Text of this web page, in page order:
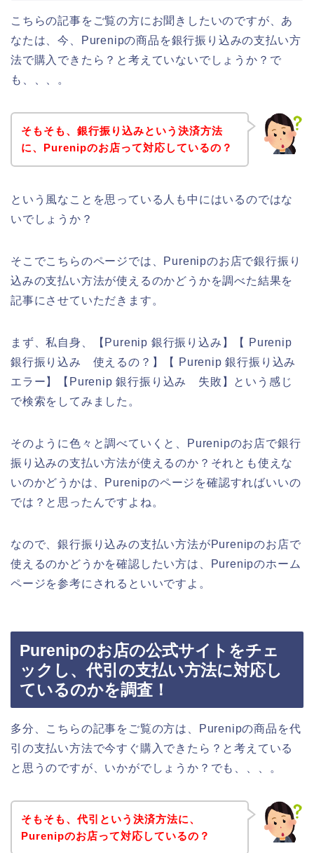
こちらの記事をご覧の方にお聞きしたいのですが、あ
なたは、今、Purenipの商品を銀行振り込みの支払い方
法で購入できたら？と考えていないでしょうか？で
も、、、。
そもそも、銀行振り込みという決済方法
に、Purenipのお店って対応しているの？
という風なことを思っている人も中にはいるのではな
いでしょうか？
そこでこちらのページでは、Purenipのお店で銀行振り
込みの支払い方法が使えるのかどうかを調べた結果を
記事にさせていただきます。
まず、私自身、【Purenip 銀行振り込み】【 Purenip
銀行振り込み 使えるの？】【 Purenip 銀行振り込み
エラー】【Purenip 銀行振り込み 失敗】という感じ
で検索をしてみました。
そのように色々と調べていくと、Purenipのお店で銀行
振り込みの支払い方法が使えるのか？それとも使えな
いのかどうかは、Purenipのページを確認すればいいの
では？と思ったんですよね。
なので、銀行振り込みの支払い方法がPurenipのお店で
使えるのかどうかを確認したい方は、Purenipのホーム
ページを参考にされるといいですよ。
Purenipのお店の公式サイトをチェ
ックし、代引の支払い方法に対応し
ているのかを調査！
多分、こちらの記事をご覧の方は、Purenipの商品を代
引の支払い方法で今すぐ購入できたら？と考えている
と思うのですが、いかがでしょうか？でも、、、。
そもそも、代引という決済方法に、
Purenipのお店って対応しているの？